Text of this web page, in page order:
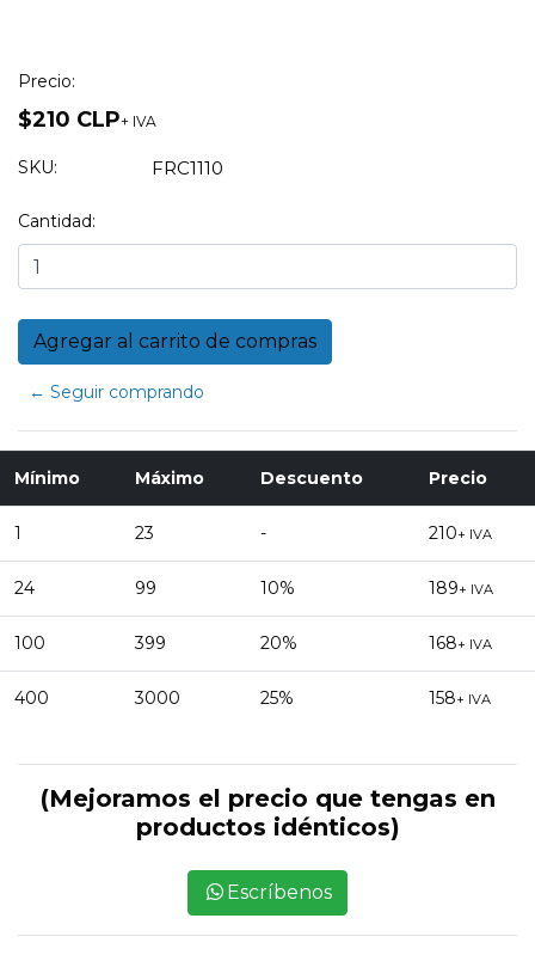
Precio:
$210 CLP+ IVA
SKU: FRC1110
Cantidad:
← Seguir comprando
Mínimo Máximo Descuento Precio
1 23 - 210+ IVA
24 99 10% 189+ IVA
100 399 20% 168+ IVA
400 3000 25% 158+ IVA
(Mejoramos el precio que tengas en
productos idénticos)
Escríbenos